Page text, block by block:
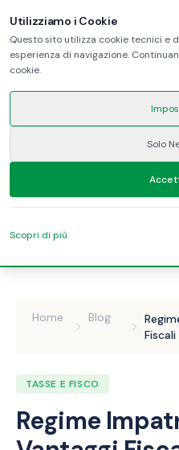
Home Blog
TASSE E FISCO
Regime
Utilizziamo i Cookie
Questo sito utilizza cookie tecnici e
esperienza di navigazione.
cookie.
Solo
Scopri di più